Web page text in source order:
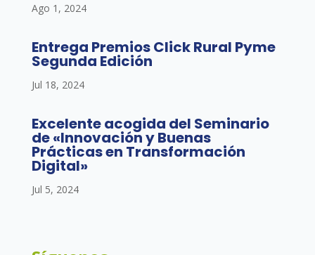
Ago 1, 2024
Entrega Premios Click Rural Pyme
Segunda Edición
Jul 18, 2024
Excelente acogida del Seminario
de «Innovación y Buenas
Prácticas en Transformación
Digital»
Jul 5, 2024